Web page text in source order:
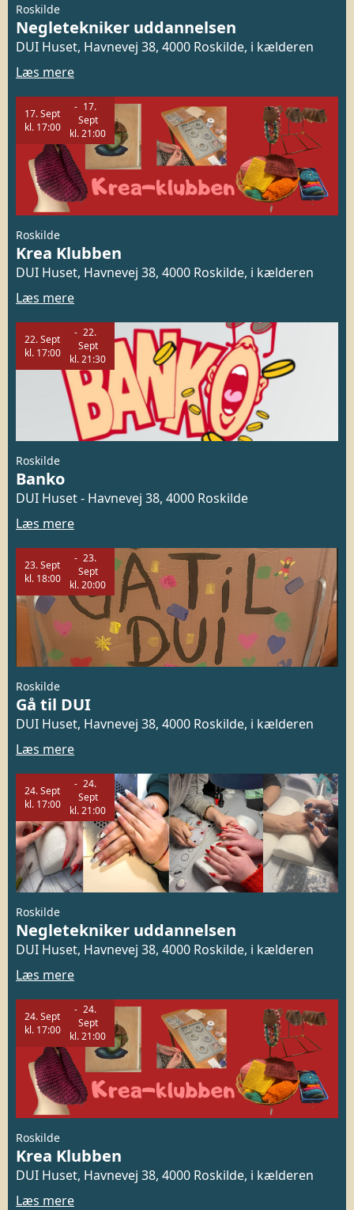
Roskilde
Negletekniker uddannelsen
DUI Huset, Havnevej 38, 4000 Roskilde, i kælderen
Læs mere
17.Sept
kl. 17:00
17.
Sept
kl.21:00
Roskilde
Krea Klubben
DUI Huset, Havnevej 38, 4000 Roskilde, i kælderen
Læs mere
22.Sept
kl. 17:00
22.
Sept
kl.21:30
Roskilde
Banko
DUI Huset - Havnevej 38, 4000 Roskilde
Læs mere
23.Sept
kl. 18:00
23.
Sept
kl.20:00
Roskilde
Gå til DUI
DUI Huset, Havnevej 38, 4000 Roskilde, i kælderen
Læs mere
24.Sept
kl. 17:00
24.
Sept
kl.21:00
Roskilde
Negletekniker uddannelsen
DUI Huset, Havnevej 38, 4000 Roskilde, i kælderen
Læs mere
24.Sept
kl. 17:00
24.
Sept
kl.21:00
Roskilde
Krea Klubben
DUI Huset, Havnevej 38, 4000 Roskilde, i kælderen
Læs mere